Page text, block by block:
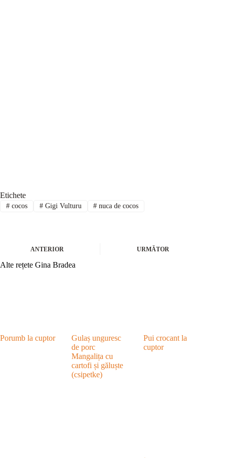
Etichete
#cocos #Gigi Vulturu # nuca de cocos
ANTERIOR URMĂTOR
Alte rețete Gina Bradea
Porumb la cuptor
Gulaș unguresc
de porc
Mangalița cu
cartofi și găluște
(csipetke)
Pui crocant la
cuptor